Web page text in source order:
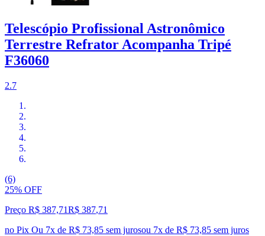
Telescópio Profissional Astronômico
Terrestre Refrator Acompanha Tripé
F36060
2.7
(6)
25% OFF
Preço R$ 387,71R$ 387,71
no Pix Ou 7x de R$ 73,85 sem jurosou 7x de R$ 73,85 sem juros